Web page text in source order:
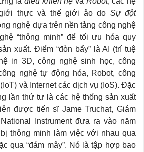
thực và thế giới ảo do Sự đột
nghệ dựa trên nền tảng công nghệ
“thông minh” để tối ưu hóa quy
xuất. Điểm “đòn bẩy” là AI (trí tuệ
in 3D, công nghệ sinh học, công
nghệ tự động hóa, Robot, công
và Internet các dịch vụ (IoS). Đặc
lần thứ tư là các hệ thống sản xuất
được tiến sĩ Jame Truchat, Giám
Instrument đưa ra vào năm
thông minh làm việc với nhau qua
qua “đám mây”. Nó là tập hợp bao